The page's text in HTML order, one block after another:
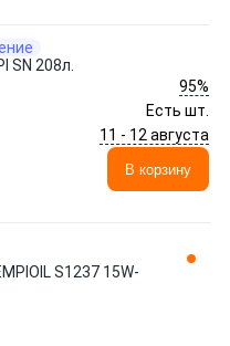
SN 208л.
95%
Есть шт.
11 - 12 августа
В корзину
S1237 15W-